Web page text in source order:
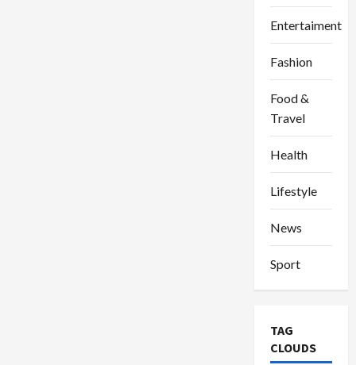
Entertaiment
Fashion
Food &
Travel
Health
Lifestyle
News
Sport
TAG
CLOUDS